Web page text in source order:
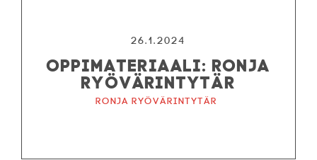
26.1.2024
OPPIMATERIAALI: RONJA
RYÖVÄRINTYTÄR
Ronja ryövärintytär